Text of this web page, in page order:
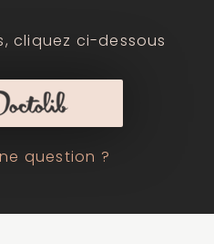
cliquez ci-dessous
question ?